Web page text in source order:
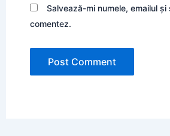
Salvează-mi numele, emailul
comentez.